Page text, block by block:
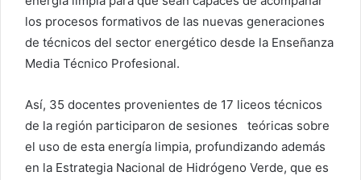
los procesos formativos de las nuevas generaciones
de técnicos del sector energético desde la Enseñanza
Media Técnico Profesional.
Así, 35 docentes provenientes de 17 liceos técnicos
de la región participaron de sesiones teóricas sobre
el uso de esta energía limpia, profundizando además
en la Estrategia Nacional de Hidrógeno Verde, que es